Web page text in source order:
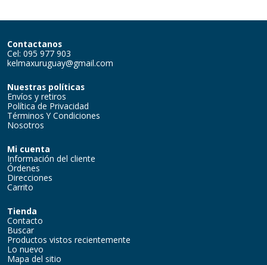
Contactanos
Cel: 095 977 903
kelmaxuruguay@gmail.com
Nuestras políticas
Envíos y retiros
Política de Privacidad
Términos Y Condiciones
Nosotros
Mi cuenta
Información del cliente
Órdenes
Direcciones
Carrito
Tienda
Contacto
Buscar
Productos vistos recientemente
Lo nuevo
Mapa del sitio